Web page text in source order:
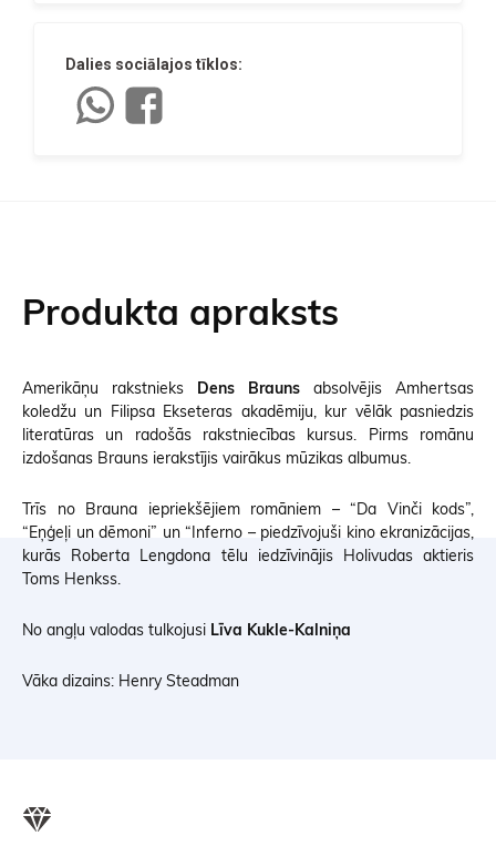
Dalies sociālajos tīklos:
Produkta apraksts
Amerikāņu rakstnieks Dens Brauns absolvējis Amhertsas
koledžu un Filipsa Ekseteras akadēmiju, kur vēlāk pasniedzis
literatūras un radošās rakstniecības kursus. Pirms romānu
izdošanas Brauns ierakstījis vairākus mūzikas albumus.
Trīs no Brauna iepriekšējiem romāniem – “Da Vinči kods”,
“Eņģeļi un dēmoni” un “Inferno – piedzīvojuši kino ekranizācijas,
kurās Roberta Lengdona tēlu iedzīvinājis Holivudas aktieris
Toms Henkss.
No angļu valodas tulkojusi Līva Kukle-Kalniņa
Vāka dizains: Henry Steadman